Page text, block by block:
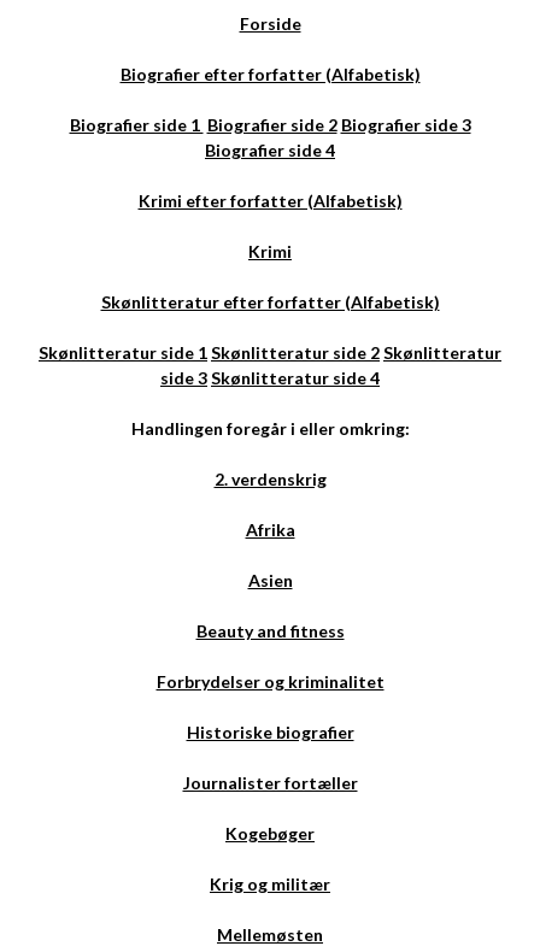
Forside
Biografier efter forfatter (Alfabetisk)
Biografier side 1 Biografier side 2 Biografier side 3
Biografier side 4
Krimi efter forfatter (Alfabetisk)
Krimi
Skønlitteratur efter forfatter (Alfabetisk)
Skønlitteratur side 1Skønlitteratur side 2Skønlitteratur
side 3Skønlitteratur side 4
Handlingen foregår i eller omkring:
2. verdenskrig
Afrika
Asien
Beauty and fitness
Forbrydelser og kriminalitet
Historiske biografier
Journalister fortæller
Kogebøger
Krig og militær
Mellemøsten